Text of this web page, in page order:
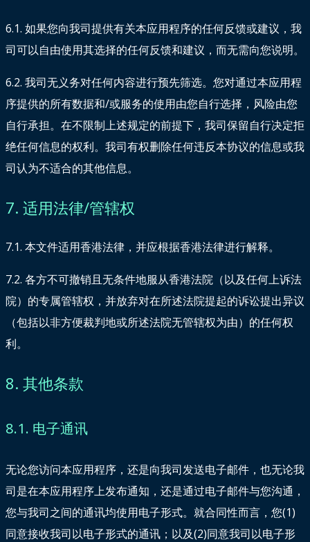
6.1. 如果您向我司提供有关本应用程序的任何反馈或建议，我
司可以自由使用其选择的任何反馈和建议，而无需向您说明。
6.2. 我司无义务对任何内容进行预先筛选。您对通过本应用程
序提供的所有数据和/或服务的使用由您自行选择，风险由您
自行承担。在不限制上述规定的前提下，我司保留自行决定拒
绝任何信息的权利。我司有权删除任何违反本协议的信息或我
司认为不适合的其他信息。
7. 适用法律/管辖权
7.1. 本文件适用香港法律，并应根据香港法律进行解释。
7.2. 各方不可撤销且无条件地服从香港法院（以及任何上诉法
院）的专属管辖权，并放弃对在所述法院提起的诉讼提出异议
（包括以非方便裁判地或所述法院无管辖权为由）的任何权
利。
8. 其他条款
8.1. 电子通讯
无论您访问本应用程序，还是向我司发送电子邮件，也无论我
司是在本应用程序上发布通知，还是通过电子邮件与您沟通，
您与我司之间的通讯均使用电子形式。就合同性而言，您(1)
同意接收我司以电子形式的通讯；以及(2)同意我司以电子形